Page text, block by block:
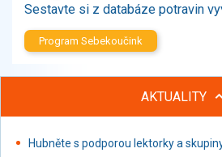
Sestavte si z databáze potravin
Program Sebekoučink
AKTUALITY
Hubněte s podporou lektorky a